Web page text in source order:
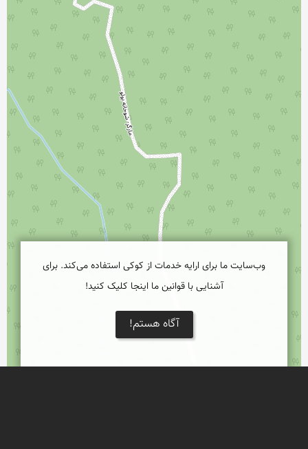
وب‌سایت ما برای ارایه خدمات از کوکی استفاده می‌کند. برای
آشنایی با قوانین ما اینجا کلیک کنید!
آگاه هستم!